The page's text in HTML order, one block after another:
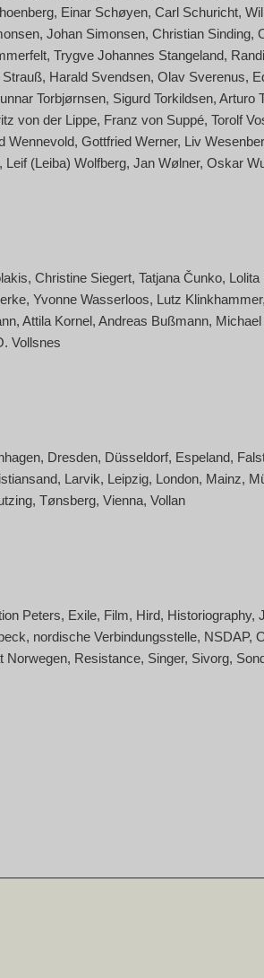
Einar Schøyen Carl Schuricht
Johan Simonsen Christian Sinding
Trygve Johannes Stangeland
Strauß Harald Svendsen Olav Sverenus
Torbjørnsen Sigurd Torkildsen Arturo
von der Lippe Franz von Suppé Torolf
Wennevold Gottfried Werner Liv
Leif (Leiba) Wolfberg Jan Wølner Oskar
Christine Siegert Tatjana Čunko Lolita
Yvonne Wasserloos Lutz Klinkhammer
Attila Kornel Andreas Bußmann
Vollsnes
Dresden Düsseldorf Espeland
Larvik Leipzig London Mainz
Tønsberg Vienna Vollan
Peters Exile Film Hird Historiography
nordische Verbindungsstelle NSDAP
Norwegen Resistance Singer Sivorg